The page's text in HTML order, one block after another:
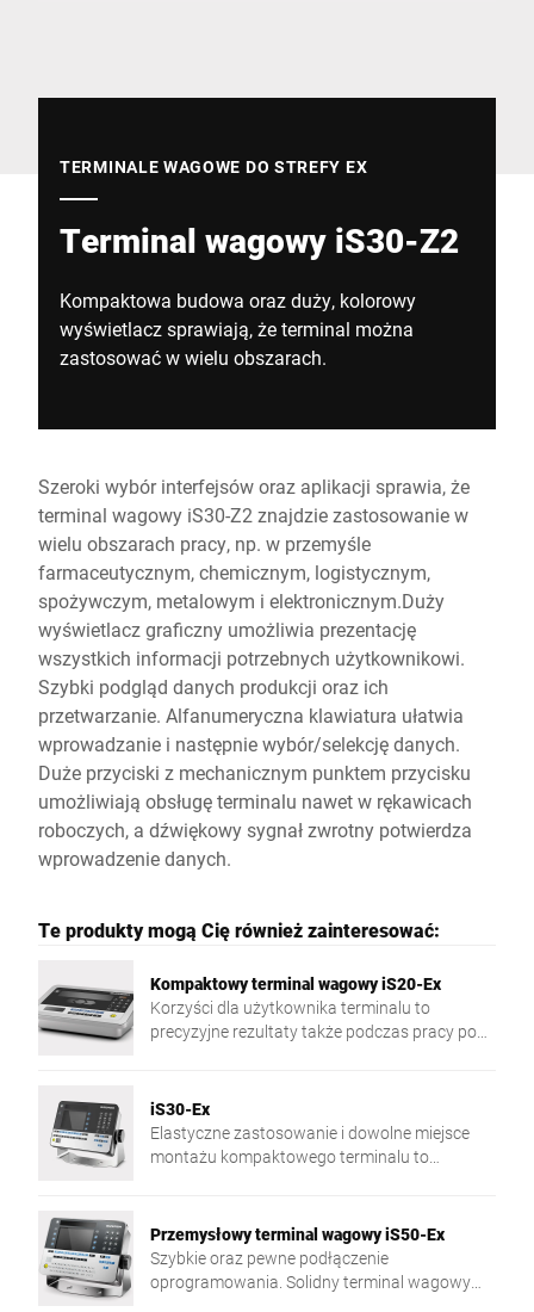
TERMINALE WAGOWE DO STREFY EX
Terminal wagowy iS30-Z2
Kompaktowa budowa oraz duży, kolorowy
wyświetlacz sprawiają, że terminal można
zastosować w wielu obszarach.
Szeroki wybór interfejsów oraz aplikacji sprawia, że
terminal wagowy iS30-Z2 znajdzie zastosowanie w
wielu obszarach pracy, np. w przemyśle
farmaceutycznym, chemicznym, logistycznym,
spożywczym, metalowym i elektronicznym.Duży
wyświetlacz graficzny umożliwia prezentację
wszystkich informacji potrzebnych użytkownikowi.
Szybki podgląd danych produkcji oraz ich
przetwarzanie. Alfanumeryczna klawiatura ułatwia
wprowadzanie i następnie wybór/selekcję danych.
Duże przyciski z mechanicznym punktem przycisku
umożliwiają obsługę terminalu nawet w rękawicach
roboczych, a dźwiękowy sygnał zwrotny potwierdza
wprowadzenie danych.
Te produkty mogą Cię również zainteresować:
Kompaktowy terminal wagowy iS20-Ex
Korzyści dla użytkownika terminalu to
precyzyjne rezultaty także podczas pracy pod
przebiegu procesów. Przykład: wizualna
kontrola tolerancji z sygnalizacją świetlną.
Jedna z wielu korzyści płynących z łatwej
konfiguracji terminalu iS25-Ex.
iS30-Ex
Elastyczne zastosowanie i dowolne miejsce
montażu kompaktowego terminalu to
dużym wyświetlaczu graficznym. Szeroki
wybór interfejsów oraz oprogramowania to
gwarancja wysokiej wydajności procesów
produkcyjnych oraz utrzymanie trwałej,
Przemysłowy terminal wagowy iS50-Ex
Szybkie oraz pewne podłączenie
oprogramowania. Solidny terminal wagowy